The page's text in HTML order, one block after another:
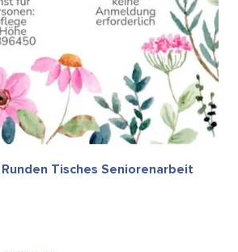
Tisches Seniorenarbeit